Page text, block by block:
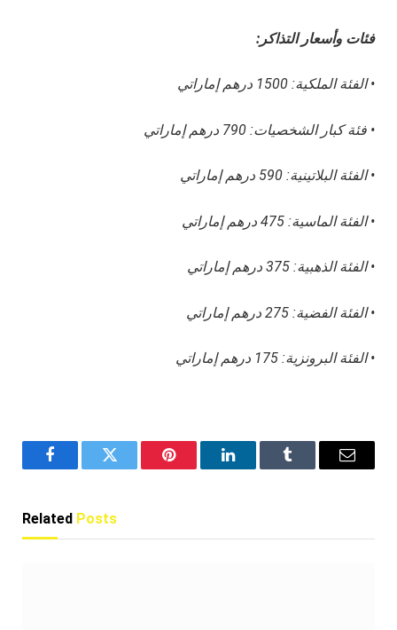
فئات وأسعار التذاكر:
• الفئة الملكية: 1500 درهم إماراتي
• فئة كبار الشخصيات: 790 درهم إماراتي
• الفئة البلاتينية: 590 درهم إماراتي
• الفئة الماسية: 475 درهم إماراتي
• الفئة الذهبية: 375 درهم إماراتي
• الفئة الفضية: 275 درهم إماراتي
• الفئة البرونزية: 175 درهم إماراتي
FacebookTwitter Pinterest LinkedInTumblr Email
Related Posts